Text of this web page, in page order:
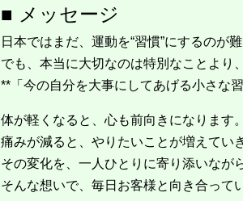
■ メッセージ
日本ではまだ、運動を“習慣”にするのが
でも、本当に大切なのは特別なことより、
**「今の自分を大事にしてあげる小さな習
体が軽くなると、心も前向きになります。
痛みが減ると、やりたいことが増えてい
その変化を、一人ひとりに寄り添いなが
そんな想いで、毎日お客様と向き合って